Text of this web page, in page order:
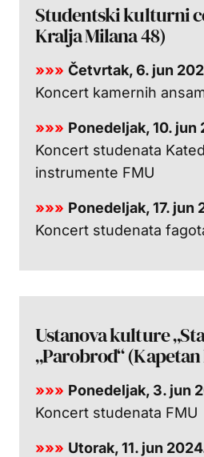
Studentski kulturni
Kralja Milana 48)
»»» Četvrtak, 6. jun
Koncert kamernih
»»» Ponedeljak, 10. jun
Koncert studenata
instrumente FMU
»»» Ponedeljak, 17. jun
Koncert studenata
Ustanova kulture
„Parobrod“
»»» Ponedeljak, 3. jun
Koncert studenata FMU
»»» Utorak, 11. jun